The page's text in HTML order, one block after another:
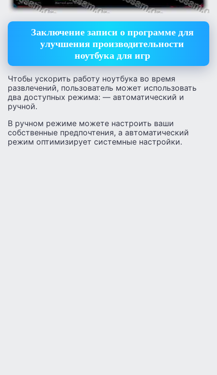
Заключение записи о программе для
улучшения производительности
ноутбука для игр
Чтобы ускорить работу ноутбука во время
развлечений, пользователь может использовать
два доступных режима: — автоматический и
ручной.
В ручном режиме можете настроить ваши
собственные предпочтения, а автоматический
режим оптимизирует системные настройки.